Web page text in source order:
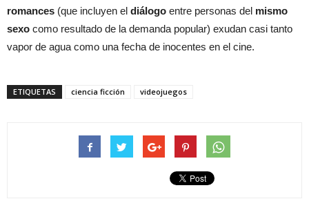
romances (que incluyen el diálogo entre personas del mismo
sexo como resultado de la demanda popular) exudan casi tanto
vapor de agua como una fecha de inocentes en el cine.
ETIQUETAS ciencia ficción videojuegos